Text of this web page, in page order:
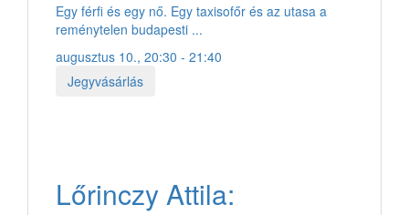
Egy férfi és egy nő. Egy taxisofőr és az utasa a
reménytelen budapesti ...
augusztus 10., 20:30 - 21:40
Jegyvásárlás
Lőrinczy Attila: